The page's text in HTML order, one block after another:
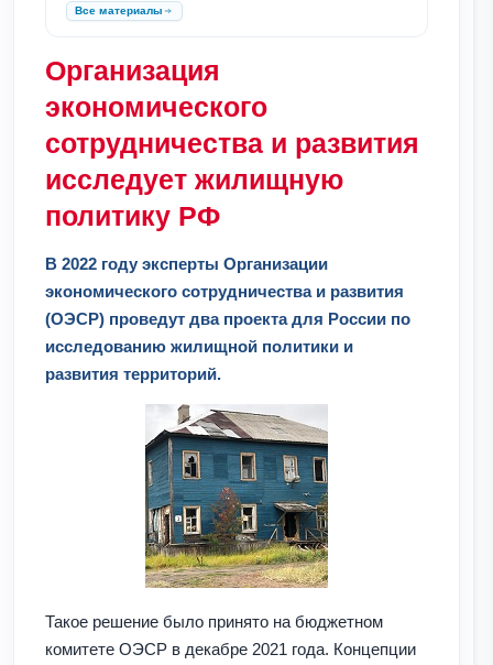
Все материалы
Организация
экономического
сотрудничества и развития
исследует жилищную
политику РФ
В 2022 году эксперты Организации
экономического сотрудничества и развития
(ОЭСР) проведут два проекта для России по
исследованию жилищной политики и
развития территорий.
Такое решение было принято на бюджетном
комитете ОЭСР в декабре 2021 года. Концепции